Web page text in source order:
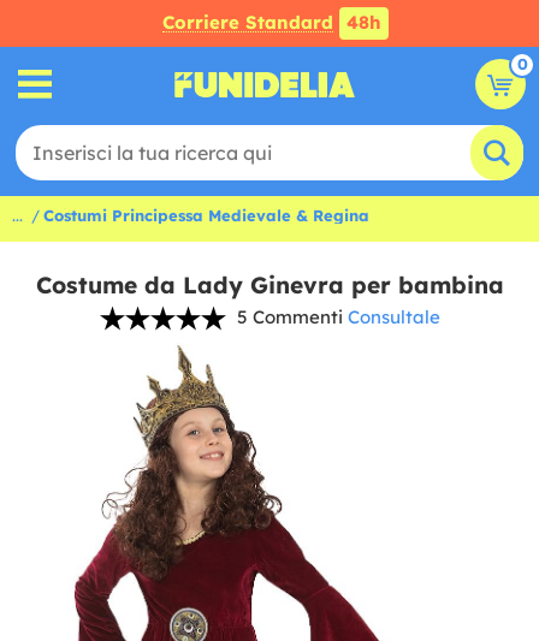
Corriere Standard 48h
0
... Costumi Principessa Medievale & Regina
Costume da Lady Ginevra per bambina
5 Commenti Consultale